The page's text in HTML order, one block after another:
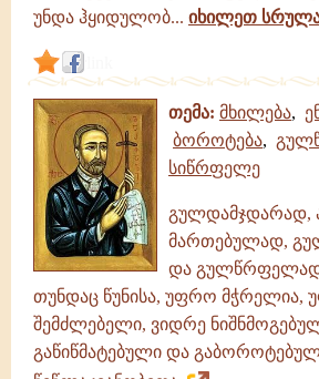
უნდა ჰყიდულობ... იხილეთ
თემა: მხილება,
ბოროტება,
სიწრფელე
გულდამჯდარად,
მართებულად,
და გულწრფელად
თუნდაც წუნისა, უფრო მჭრელია,
შემძლებელი, ვიდრე
გაწიწმატებული და